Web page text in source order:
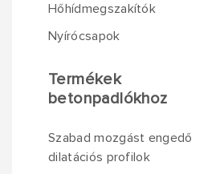
Hőhídmegszakítók
Nyírócsapok
Termékek
betonpadlókhoz
Szabad mozgást engedő
dilatációs profilok